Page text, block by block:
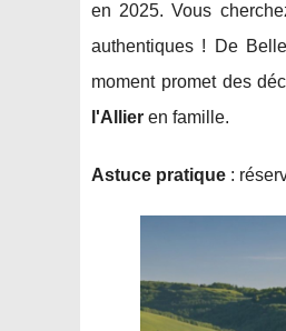
en 2025. Vous
authentiques ! De
moment promet des
l'Allier en famille.
Astuce pratique :